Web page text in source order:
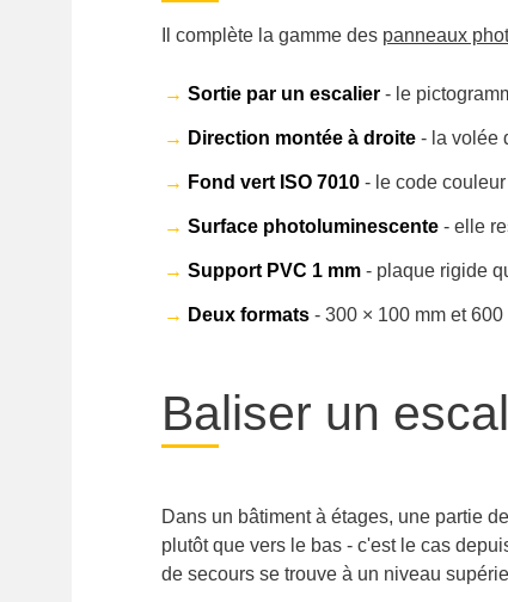
Il complète la gamme des panneaux
→ Sortie par un escalier - le
→ Direction montée à droite - la volée
→ Fond vert ISO 7010 - le code
→ Surface photoluminescente - elle
→ Support PVC 1 mm - plaque rigide
→ Deux formats - 300 × 100 mm et
Baliser un
Dans un bâtiment à étages, une partie
plutôt que vers le bas - c'est le cas
de secours se trouve à un niveau